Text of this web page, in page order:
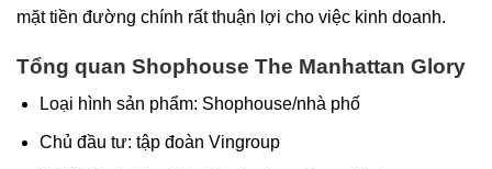
mặt tiền đường chính rất thuận lợi cho việc kinh doanh.
Tổng quan Shophouse The Manhattan Glory
Loại hình sản phẩm: Shophouse/nhà phố
Chủ đầu tư: tập đoàn Vingroup